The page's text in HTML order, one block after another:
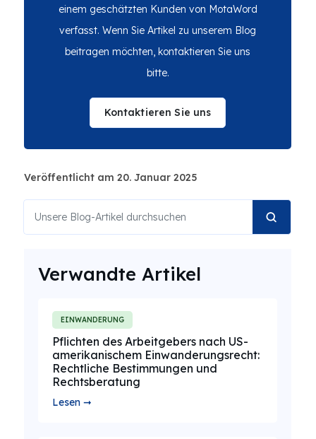
einem geschätzten Kunden von MotaWord
verfasst. Wenn Sie Artikel zu unserem Blog
beitragen möchten, kontaktieren Sie uns
bitte.
Kontaktieren Sie uns
Veröffentlicht am 20. Januar 2025
Verwandte Artikel
EINWANDERUNG
Pflichten des Arbeitgebers nach US-
amerikanischem Einwanderungsrecht:
Rechtliche Bestimmungen und
Rechtsberatung
Lesen ➞